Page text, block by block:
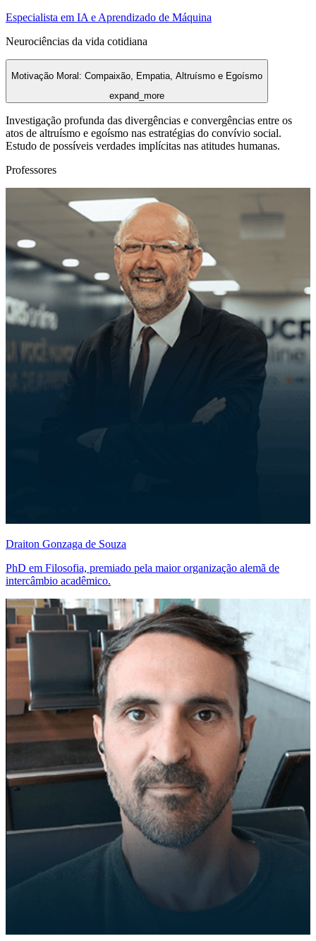
Especialista em IA e Aprendizado de Máquina
Neurociências da vida cotidiana
Motivação Moral: Compaixão, Empatia, Altruísmo e Egoísmo
expand_more
Investigação profunda das divergências e convergências entre os
atos de altruísmo e egoísmo nas estratégias do convívio social.
Estudo de possíveis verdades implícitas nas atitudes humanas.
Professores
Draiton Gonzaga de Souza
PhD em Filosofia, premiado pela maior organização alemã de
intercâmbio acadêmico.